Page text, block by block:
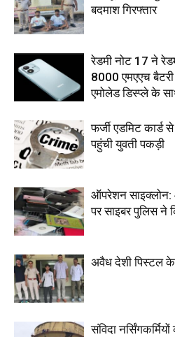
बदमाश गिरफ्तार
रेडमी नोट 17 ने
8000 एमएएच
एमोलेड डिस्प्ले के
फर्जी एडमिट
पहुंची युवती पकड़ी
ऑपरेशन साइक्लोन:
पर साइबर पुलिस ने
अवैध देशी पिस्टल के
संविदा